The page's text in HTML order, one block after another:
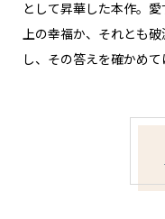
として昇華した本作。
上の幸福か、それとも
し、その答えを確かめて